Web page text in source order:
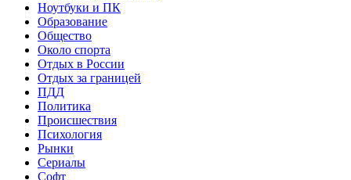
Ноутбуки и ПК
Образование
Общество
Около спорта
Отдых в России
Отдых за границей
ПДД
Политика
Происшествия
Психология
Рынки
Сериалы
Софт